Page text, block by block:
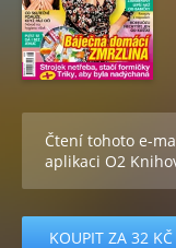
Čtení tohoto e-
aplikaci O2
KOUPIT ZA 32 KČ